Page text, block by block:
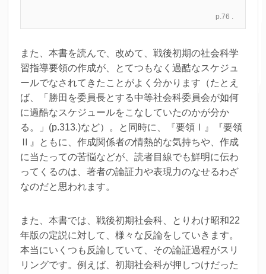
p.76 .
また、本書を読んで、改めて、戦後初期の社会科学
習指導要領の作成が、とてつもなく過酷なスケジュ
ールでなされてきたことがよく分かります（たとえ
ば、「勝田を委員長とする中等社会科委員会が如何
に過酷なスケジュールをこなしていたのかが分か
る。」(p.313.)など）。と同時に、『要領Ⅰ』『要領
Ⅱ』ともに、作成関係者の情熱的な気持ちや、作成
に当たっての苦悩などが、読者目線でも鮮明に伝わ
ってくるのは、著者の論証力や表現力のなせるわざ
なのだと思われます。
また、本書では、戦後初期社会科、とりわけ昭和22
年版の定説に対して、様々な反論をしていきます。
本当にいくつも反論していて、その論証過程がスリ
リングです。例えば、初期社会科が押しつけだった